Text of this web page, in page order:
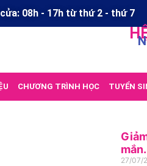
08h - 17h từ thứ 2 - thứ 7
CHƯƠNG TRÌNH HỌC TUYỂN
mắn.
27/07/